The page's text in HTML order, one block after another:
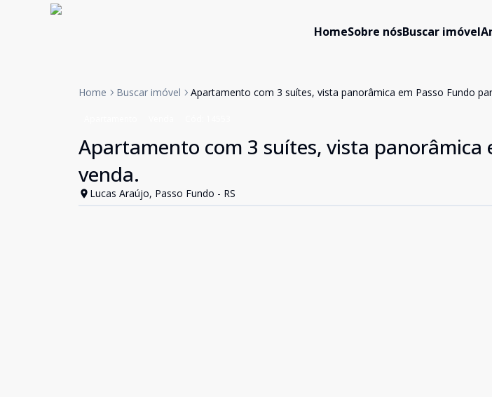
HomeSobre nósBuscar imóvel
Home Buscar imóvel Apartamento com 3 suítes, vista panorâmica em Passo Fundo
Apartamento com 3 suítes, vista panorâmica
venda.
Lucas Araújo, Passo Fundo - RS